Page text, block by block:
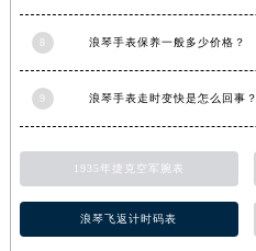
8 浪琴手表保养一般多少价格？
9 浪琴手表走时变快是怎么回事？
1935年捷克空军腕表
浪琴飞返计时码表